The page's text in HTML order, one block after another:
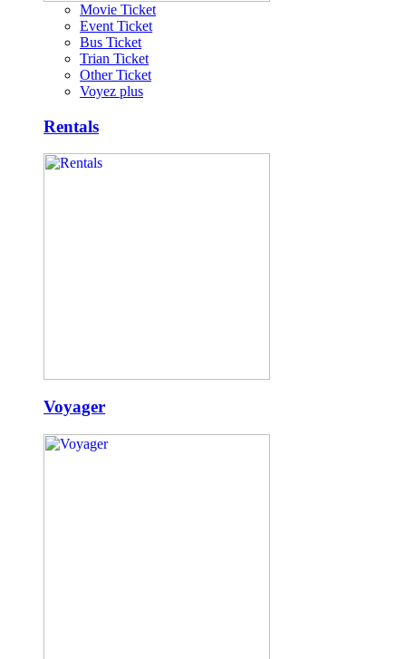
Movie Ticket
Event Ticket
Bus Ticket
Trian Ticket
Other Ticket
Voyez plus
Rentals
Voyager